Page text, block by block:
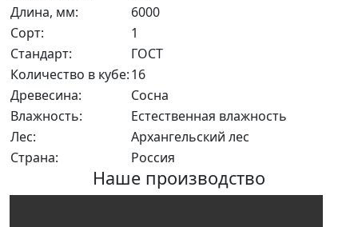
Длина, мм:
6000
Сорт:
1
Стандарт:
ГОСТ
Количество в кубе:16
Древесина:
Сосна
Влажность:
Естественная влажность
Лес:
Архангельский лес
Страна:
Россия
Наше производство